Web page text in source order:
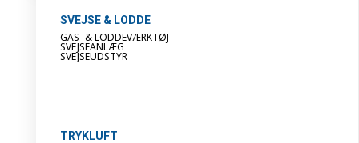
SVEJSE & LODDE
GAS- & LODDEVÆRKTØJ
SVEJSEANLÆG
SVEJSEUDSTYR
TRYKLUFT